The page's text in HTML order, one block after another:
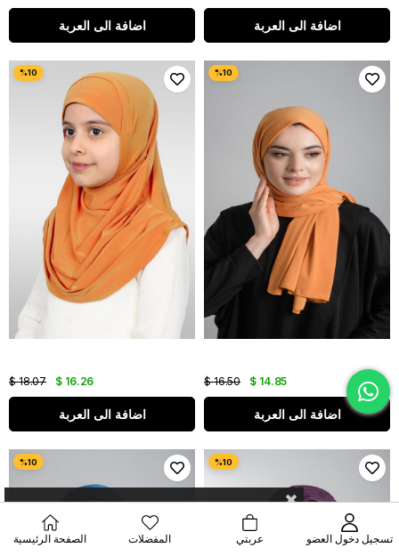
اضافة الى العربة اضافة الى العربة
$ 16.26
$ 18.07
اضافة الى العربة
$ 14.85
$ 16.50
اضافة الى العربة
الصفحة الرئيسية المفضلات عربتي تسجيل دخول العضو